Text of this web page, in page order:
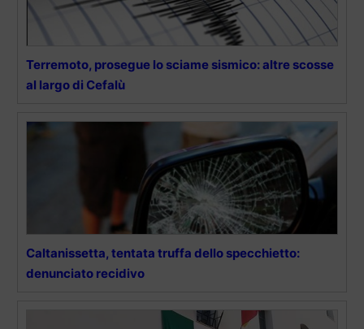
Terremoto, prosegue lo sciame sismico: altre scosse
al largo di Cefalù
Caltanissetta, tentata truffa dello specchietto:
denunciato recidivo